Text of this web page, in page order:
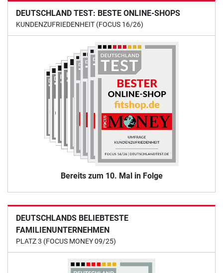
DEUTSCHLAND TEST: BESTE ONLINE-SHOPS
KUNDENZUFRIEDENHEIT (FOCUS 16/26)
Bereits zum 10. Mal in Folge
DEUTSCHLANDS BELIEBTESTE
FAMILIENUNTERNEHMEN
PLATZ 3 (FOCUS MONEY 09/25)